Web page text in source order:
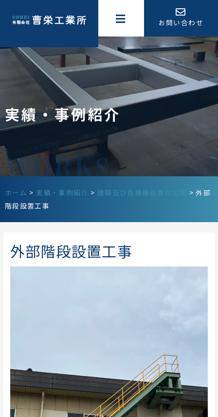
お問い合わせ
実績・事例紹介
ホーム > 実績・事例紹介 > 建築及び各種機器据付工事 >外部
階段設置工事
外部階段設置工事